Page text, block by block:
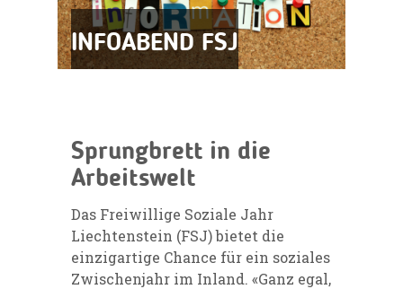
INFOABEND FSJ
Sprungbrett in die
Arbeitswelt
Das Freiwillige Soziale Jahr
Liechtenstein (FSJ) bietet die
einzigartige Chance für ein soziales
Zwischenjahr im Inland. «Ganz egal,